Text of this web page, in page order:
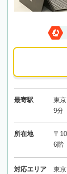
最寄駅
東
9分
所在地
〒
6階
対応エリア
東